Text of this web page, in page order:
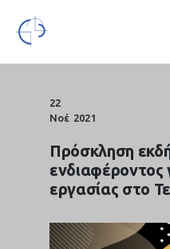
22
Νοέ 2021
Πρόσκληση
ενδιαφέροντος
εργασίας στο